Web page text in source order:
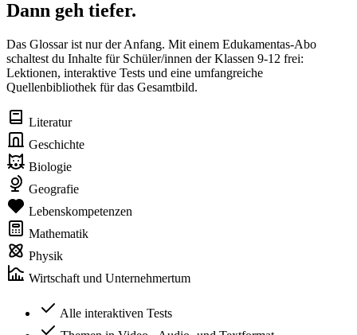
Dann geh tiefer.
Das Glossar ist nur der Anfang. Mit einem Edukamentas-Abo
schaltest du Inhalte für Schüler/innen der Klassen 9-12 frei:
Lektionen, interaktive Tests und eine umfangreiche
Quellenbibliothek für das Gesamtbild.
Literatur
Geschichte
Biologie
Geografie
Lebenskompetenzen
Mathematik
Physik
Wirtschaft und Unternehmertum
Alle interaktiven Tests